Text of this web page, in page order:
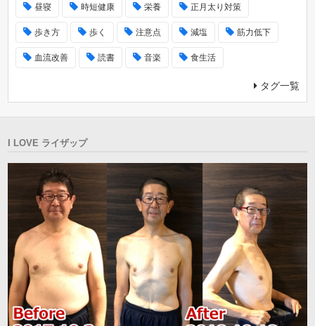
昼寝 時短健康 栄養 正月太り対策
歩き方 歩く 注意点 減塩 筋力低下
血流改善 読書 音楽 食生活
タグ一覧
I LOVE ライザップ